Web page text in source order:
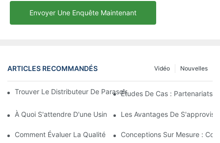
Envoyer Une Enquête Maintenant
ARTICLES RECOMMANDÉS Nouvelles
Vidéo
Trouver Le Distributeur De Parasols De Plage Idéal Pour Votre
Études De Cas : Partenariats
À Quoi S'attendre D'une Usine De Chaises Longues D'extérieur
Les Avantages De
Comment Évaluer La Qualité D'une Usine De Chaises Longues
Conceptions Sur Mesure :